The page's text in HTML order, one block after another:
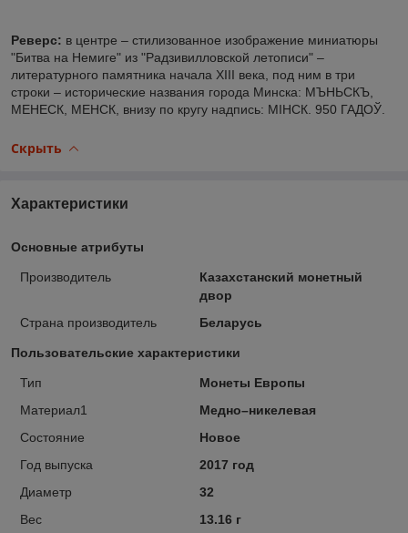
Реверс: в центре – стилизованное изображение миниатюры
"Битва на Немиге" из "Радзивилловской летописи" –
литературного памятника начала XIII века, под ним в три
строки – исторические названия города Минска: МЪНЬСКЪ,
МЕНЕСК, МЕНСК, внизу по кругу надпись: МІНСК. 950 ГАДОЎ.
Скрыть
Характеристики
Основные атрибуты
Производитель
Казахстанский монетный
двор
Страна производитель
Беларусь
Пользовательские характеристики
Тип
Монеты Европы
Материал1
Медно–никелевая
Состояние
Новое
Год выпуска
2017 год
Диаметр
32
Вес
13.16 г